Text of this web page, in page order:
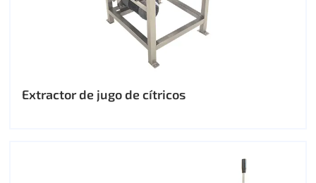
Extractor de jugo de cítricos